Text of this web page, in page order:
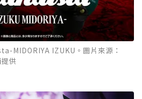
MIDORIYA IZUKU。圖片來源：
供